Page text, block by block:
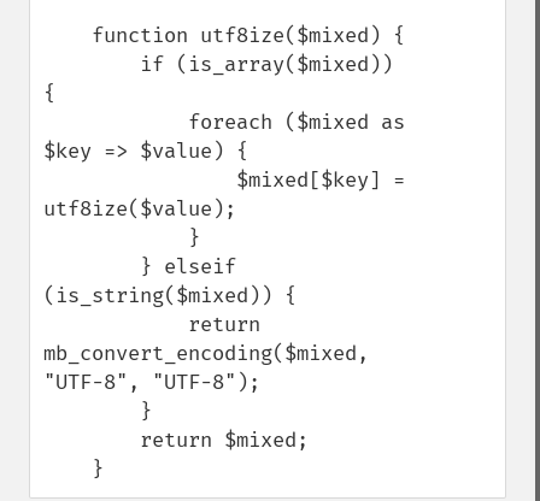
{
$key => $value) {
utf8ize($value);
(is_string($mixed)) {
mb_convert_encoding($mixed,
"UTF-8", "UTF-8");
    }